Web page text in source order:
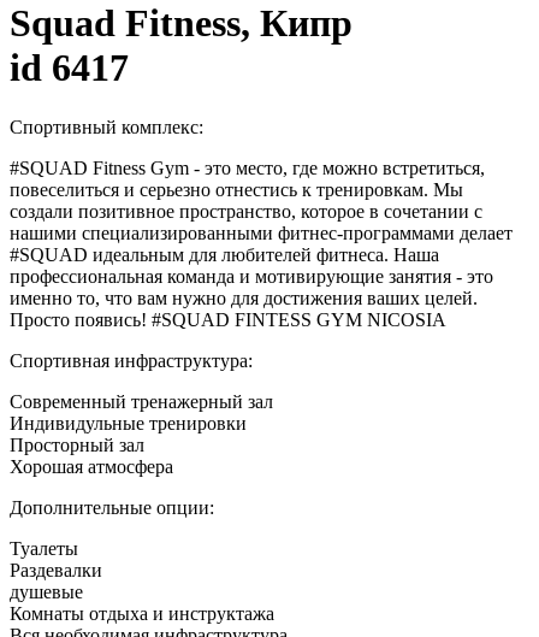
Squad Fitness, Кипр
id 6417
Спортивный комплекс:
#SQUAD Fitness Gym - это место, где можно встретиться,
повеселиться и серьезно отнестись к тренировкам. Мы
создали позитивное пространство, которое в сочетании с
нашими специализированными фитнес-программами делает
#SQUAD идеальным для любителей фитнеса. Наша
профессиональная команда и мотивирующие занятия - это
именно то, что вам нужно для достижения ваших целей.
Просто появись! #SQUAD FINTESS GYM NICOSIA
Спортивная инфраструктура:
Современный тренажерный зал
Индивидульные тренировки
Просторный зал
Хорошая атмосфера
Дополнительные опции:
Туалеты
Раздевалки
душевые
Комнаты отдыха и инструктажа